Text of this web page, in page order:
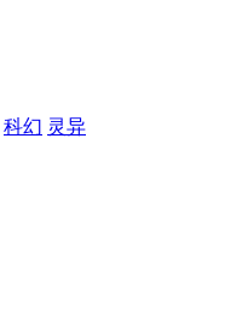
科幻 灵异